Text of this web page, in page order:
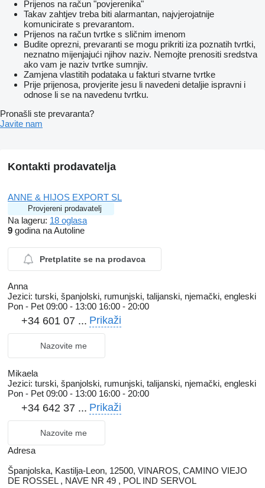
Prijenos na račun "povjerenika"
Takav zahtjev treba biti alarmantan, najvjerojatnije
komunicirate s prevarantom.
Prijenos na račun tvrtke s sličnim imenom
Budite oprezni, prevaranti se mogu prikriti iza poznatih tvrtki,
neznatno mijenjajući njihov naziv. Nemojte prenositi sredstva
ako vam je naziv tvrtke sumnjiv.
Zamjena vlastitih podataka u fakturi stvarne tvrtke
Prije prijenosa, provjerite jesu li navedeni detaljie ispravni i
odnose li se na navedenu tvrtku.
Pronašli ste prevaranta?
Javite nam
Kontakti prodavatelja
ANNE & HIJOS EXPORT SL
Provjereni prodavatelj
Na lageru: 18 oglasa
9 godina na Autoline
Pretplatite se na prodavca
Anna
Jezici: turski, španjolski, rumunjski, talijanski, njemački, engleski
Pon - Pet 09:00 - 13:00 16:00 - 20:00
+34 601 07 ... Prikaži
Nazovite me
Mikaela
Jezici: turski, španjolski, rumunjski, talijanski, njemački, engleski
Pon - Pet 09:00 - 13:00 16:00 - 20:00
+34 642 37 ... Prikaži
Nazovite me
Adresa
Španjolska, Kastilja-Leon, 12500, VINAROS, CAMINO VIEJO
DE ROSSEL , NAVE NR 49 , POL IND SERVOL